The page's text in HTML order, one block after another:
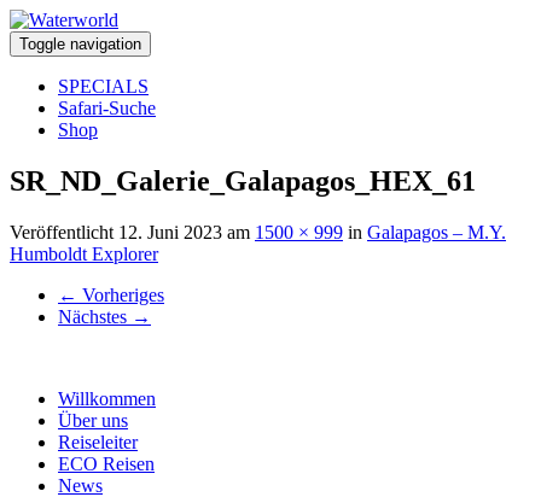
Toggle navigation
SPECIALS
Safari-Suche
Shop
SR_ND_Galerie_Galapagos_HEX_61
Veröffentlicht 12. Juni 2023 am 1500 × 999 in Galapagos – M.Y.
Humboldt Explorer
← Vorheriges
Nächstes →
Willkommen
Über uns
Reiseleiter
ECO Reisen
News